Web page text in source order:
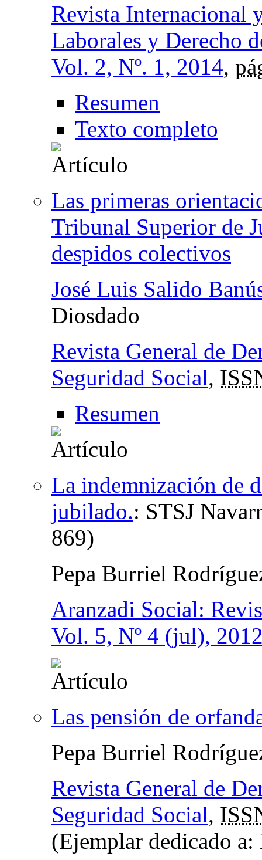
Revista Internacional
Laborales y Derecho
Vol. 2, Nº. 1, 2014,
Resumen
Texto completo
Las primeras
Tribunal Superior de
despidos colectivos
José Luis Salido
Diosdado
Revista General de
Seguridad Social,
Resumen
La indemnización de
jubilado.: STSJ
869)
Pepa Burriel
Aranzadi Social:
Vol. 5, Nº 4 (jul),
Las pensión de
Pepa Burriel
Revista General de
Seguridad Social,
(Ejemplar dedicado